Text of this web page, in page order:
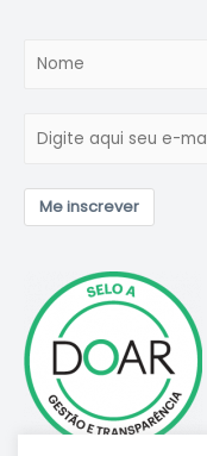
Me inscrever